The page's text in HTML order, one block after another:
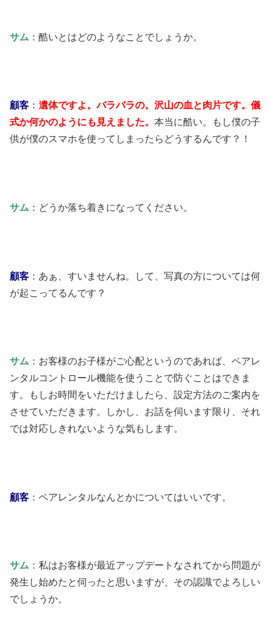
サム ：酷いとはどのようなことでしょうか。
顧客 ： 遺体ですよ。バラバラの。沢山の血と肉片です。儀
式か何かのようにも見えました。 本当に酷い。もし僕の子
供が僕のスマホを使ってしまったらどうするんです？！
サム ：どうか落ち着きになってください。
顧客 ：あぁ、すいませんね。して、写真の方については何
が起こってるんです？
サム ：お客様のお子様がご心配というのであれば、ペアレ
ンタルコントロール機能を使うことで防ぐことはできま
す。もしお時間をいただけましたら、設定方法のご案内を
させていただきます。しかし、お話を伺います限り、それ
では対応しきれないような気もします。
顧客 ：ペアレンタルなんとかについてはいいです。
サム ：私はお客様が最近アップデートなされてから問題が
発生し始めたと伺ったと思いますが、その認識でよろしい
でしょうか。